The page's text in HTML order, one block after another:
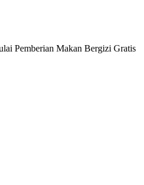
Pemberian Makan Bergizi Gratis